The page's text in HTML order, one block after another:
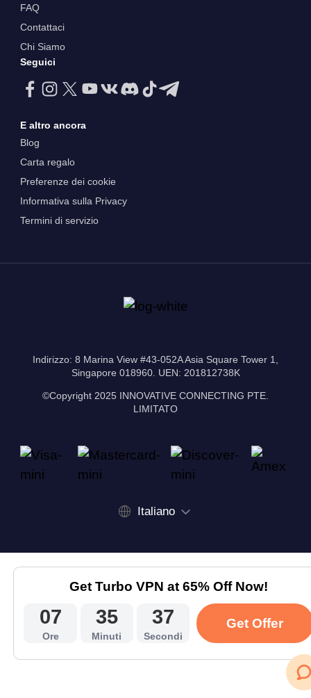
FAQ
Contattaci
Chi Siamo
Seguici
E altro ancora
Blog
Carta regalo
Preferenze dei cookie
Informativa sulla Privacy
Termini di servizio
Indirizzo: 8 Marina View #43-052A Asia Square Tower 1,
Singapore 018960. UEN: 201812738K
©Copyright 2025 INNOVATIVE CONNECTING PTE.
LIMITATO
Italiano
Get Turbo VPN at 65% Off Now!
07
Ore
35
Minuti
37
Secondi
Get Offer